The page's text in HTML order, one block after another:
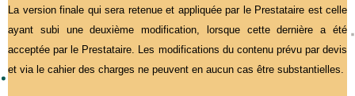
La version finale qui sera retenue et appliquée par le Prestataire est celle
ayant subi une deuxième modification, lorsque cette dernière a été
acceptée par le Prestataire. Les modifications du contenu prévu par devis
et via le cahier des charges ne peuvent en aucun cas être substantielles.